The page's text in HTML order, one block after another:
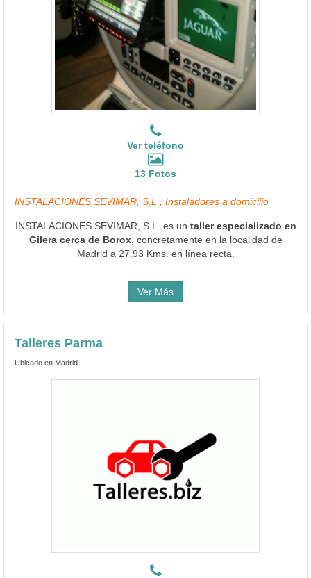
Ver teléfono
13 Fotos
INSTALACIONES SEVIMAR, S.L., Instaladores a domicilio
INSTALACIONES SEVIMAR, S.L. es un taller especializado en
Gilera cerca de Borox, concretamente en la localidad de
Madrid a 27.93 Kms. en línea recta.
Ver Más
Talleres Parma
Ubicado en Madrid